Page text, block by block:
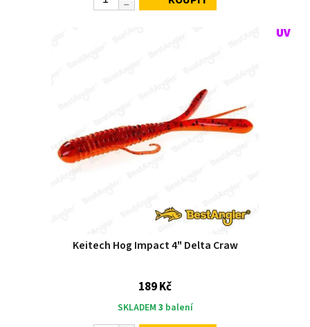
Keitech Hog Impact 4" Delta Craw
189 Kč
SKLADEM 3 balení